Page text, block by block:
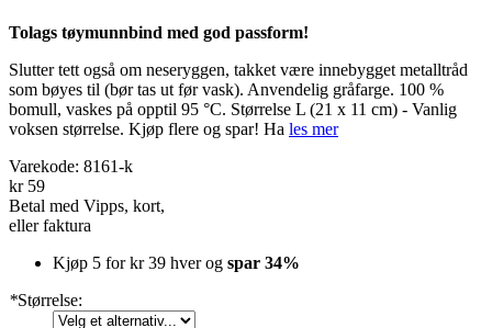
Tolags tøymunnbind med god passform!
­Slutter tett også om nese­ryggen, takket være innebygget metalltråd
som bøyes til (bør tas ut før vask). Anvendelig gråfarge. 100 %
bomull, vaskes på opptil 95 °C. Størrelse L (21 x 11 cm) - Vanlig
voksen størrelse. Kjøp flere og spar! Ha les mer
Varekode: 8161-k
kr 59
Betal med Vipps, kort,
eller faktura
Kjøp 5 forkr 39 hver og spar 34%
*Størrelse: